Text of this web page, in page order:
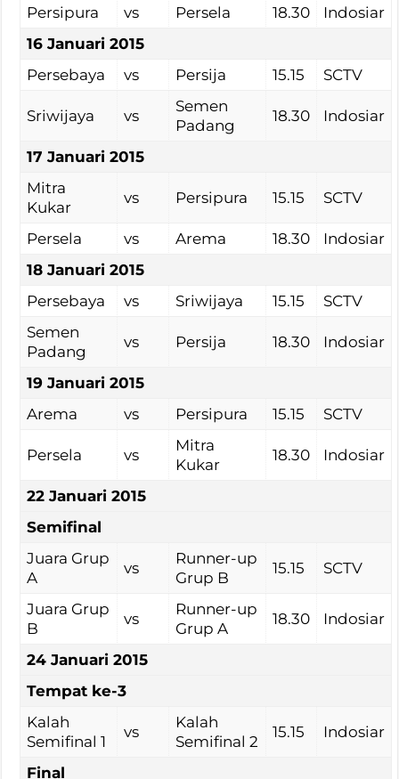
Persipura vs Persela 18.30
Indosiar
16 Januari 2015
Persebaya
vs Persija 15.15 SCTV
Sriwijaya vs
Semen
Padang
18.30 Indosiar
17 Januari 2015
Mitra
Kukar
vs Persipura 15.15 SCTV
Persela vs Arema 18.30
Indosiar
18 Januari 2015
Persebaya
vs Sriwijaya 15.15
SCTV
Semen
Padang
vs Persija 18.30 Indosiar
19 Januari 2015
Arema
vs Persipura 15.15 SCTV
Persela vs
Mitra
Kukar
18.30 Indosiar
22 Januari 2015
Semifinal
Juara Grup
A
vs
Runner-up
Grup B
15.15 SCTV
Juara Grup
B
vs
Runner-up
Grup A
18.30 Indosiar
24 Januari 2015
Tempat ke-3
Kalah
Semifinal 1
vs
Kalah
Semifinal 2
15.15 Indosiar
Final